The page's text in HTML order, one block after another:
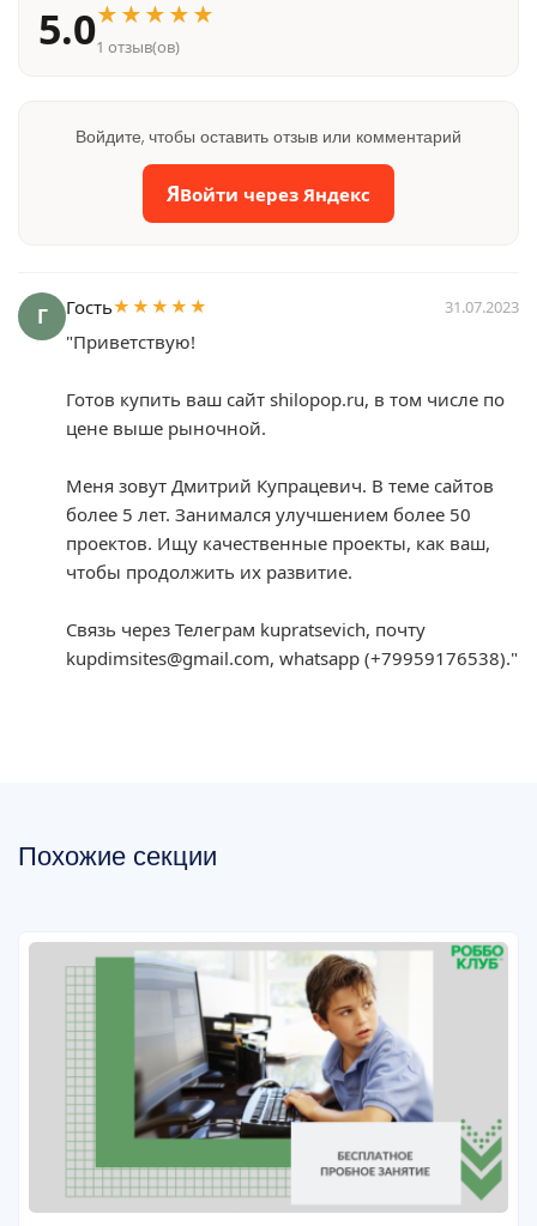
5.0★★★★★
1 отзыв(ов)
Войдите, чтобы оставить отзыв или комментарий
ЯВойти через Яндекс
Г Гость★★★★★ 31.07.2023
"Приветствую!
Готов купить ваш сайт shilopop.ru, в том числе по
цене выше рыночной.
Меня зовут Дмитрий Купрацевич. В теме сайтов
более 5 лет. Занимался улучшением более 50
проектов. Ищу качественные проекты, как ваш,
чтобы продолжить их развитие.
Связь через Телеграм kupratsevich, почту
kupdimsites@gmail.com, whatsapp (+79959176538)."
Похожие секции